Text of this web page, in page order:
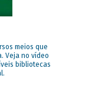
meios que
Veja no vídeo
bibliotecas